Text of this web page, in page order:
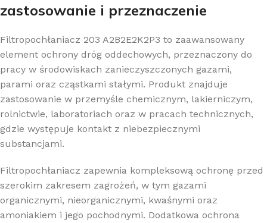
zastosowanie i przeznaczenie
Filtropochłaniacz 203 A2B2E2K2P3 to zaawansowany
element ochrony dróg oddechowych, przeznaczony do
pracy w środowiskach zanieczyszczonych gazami,
parami oraz cząstkami stałymi. Produkt znajduje
zastosowanie w przemyśle chemicznym, lakierniczym,
rolnictwie, laboratoriach oraz w pracach technicznych,
gdzie występuje kontakt z niebezpiecznymi
substancjami.
Filtropochłaniacz zapewnia kompleksową ochronę przed
szerokim zakresem zagrożeń, w tym gazami
organicznymi, nieorganicznymi, kwaśnymi oraz
amoniakiem i jego pochodnymi. Dodatkowa ochrona